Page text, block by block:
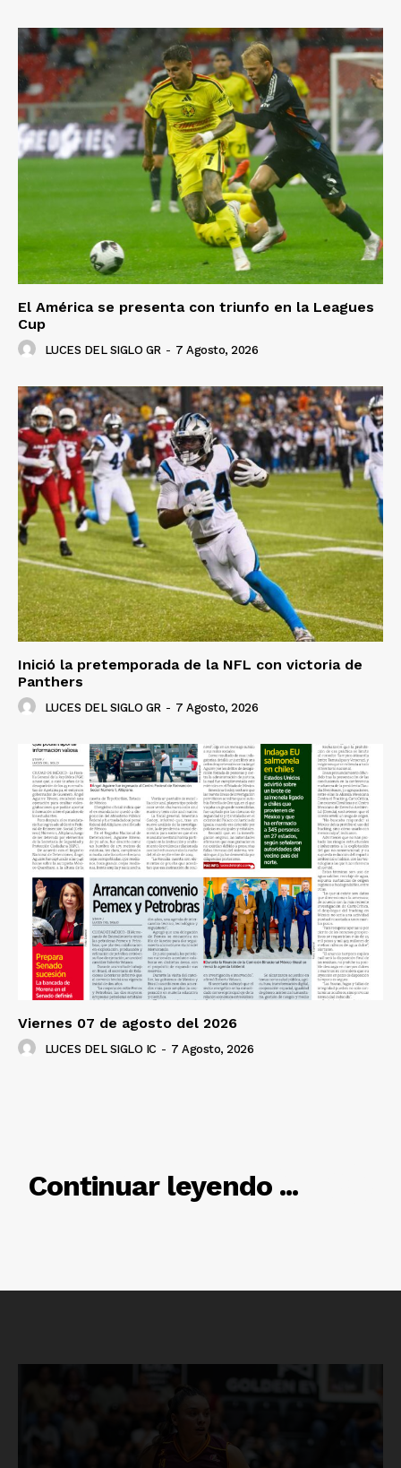
El América se presenta con triunfo en la Leagues
Cup
LUCES DEL SIGLO GR - 7 Agosto, 2026
Inició la pretemporada de la NFL con victoria de
Panthers
LUCES DEL SIGLO GR - 7 Agosto, 2026
Viernes 07 de agosto del 2026
LUCES DEL SIGLO IC - 7 Agosto, 2026
Continuar leyendo ...
RELACIONADO